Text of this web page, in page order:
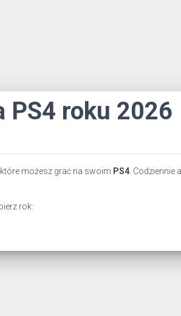
PS4 roku 2026
możesz grać na swoim PS4 . Codziennie
rok: